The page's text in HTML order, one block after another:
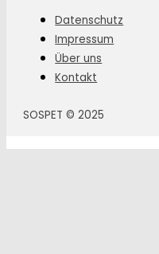
Datenschutz
Impressum
Über uns
Kontakt
SOSPET © 2025